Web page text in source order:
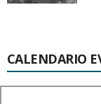
CALENDARIO